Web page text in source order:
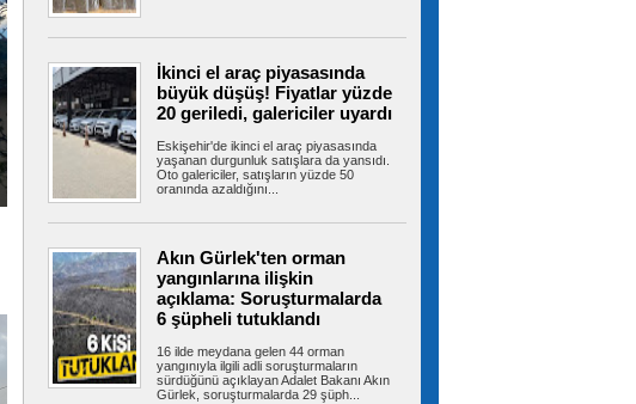
girdi: Trafik yoğunluğu havadan görüntülendi
TEM Otoyolu Sultangazi mevkiinde panelvan
Sancaktepe’de uyuşturucu
operasyonu: 191,70 gram uyuşturucu ele
İstanbul Sancaktepe’de uyuşturucu madde
Sosyal medyada trafik
magandalığını özendirdi, ehliyetinden oldu: 72
bin lira ceza
İstanbul Başakşehir’de aracıyla akrobatik
hareketler yaparak trafik...
İkinci el araç piyasasında
büyük düşüş! Fiyatlar yüzde
20 geriledi, galericiler uyardı
Eskişehir'de ikinci el araç piyasasında
yaşanan durgunluk satışlara da yansıdı.
Oto galericiler, satışların yüzde 50
oranında azaldığını...
Akın Gürlek'ten orman
yangınlarına ilişkin
açıklama: Soruşturmalarda
6 şüpheli tutuklandı
16 ilde meydana gelen 44 orman
yangınıyla ilgili adli soruşturmaların
sürdüğünü açıklayan Adalet Bakanı Akın
Gürlek, soruşturmalarda 29 şüph...